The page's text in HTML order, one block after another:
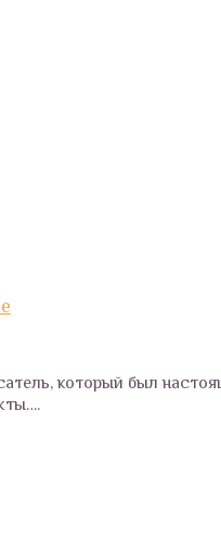
который был